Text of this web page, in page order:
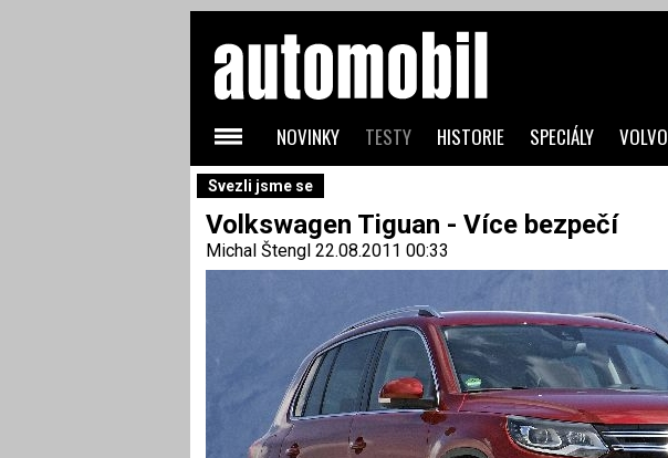
Svezli jsme se
Volkswagen Tiguan - Více bezpečí
Michal Štengl22.08.2011 00:33
NOVINKY TESTY HISTORIE SPECIÁLY VOLVO